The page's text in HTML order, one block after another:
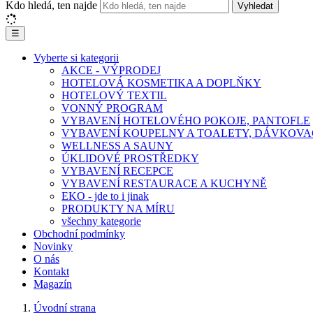
Kdo hledá, ten najde Vyhledat
☰
Vyberte si kategorii
AKCE - VÝPRODEJ
HOTELOVÁ KOSMETIKA A DOPLŇKY
HOTELOVÝ TEXTIL
VONNÝ PROGRAM
VYBAVENÍ HOTELOVÉHO POKOJE, PANTOFLE
VYBAVENÍ KOUPELNY A TOALETY,
WELLNESS A SAUNY
ÚKLIDOVÉ PROSTŘEDKY
VYBAVENÍ RECEPCE
VYBAVENÍ RESTAURACE A KUCHYNĚ
EKO - jde to i jinak
PRODUKTY NA MÍRU
všechny kategorie
Obchodní podmínky
Novinky
O nás
Kontakt
Magazín
Úvodní strana